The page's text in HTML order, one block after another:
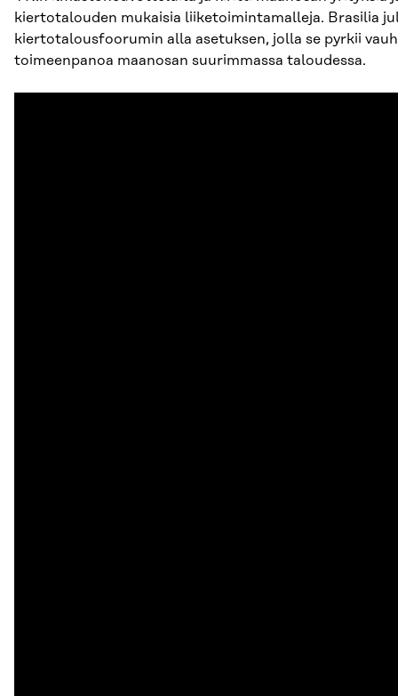
kiertotalouden mukaisia liiketoimintamalleja. Brasilia
kiertotalousfoorumin alla asetuksen, jolla se pyrkii
toimeenpanoa maanosan suurimmassa taloudessa.